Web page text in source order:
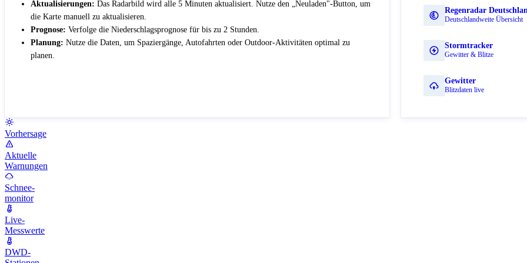
Aktualisierungen: Das Radarbild wird alle 5 Minuten aktualisiert. Nutze den „Neuladen"-Button, um
die Karte manuell zu aktualisieren.
Prognose: Verfolge die Niederschlagsprognose für bis zu 2 Stunden.
Planung: Nutze die Daten, um Spaziergänge, Autofahrten oder Outdoor-Aktivitäten optimal zu
planen.
Regenradar
Deutschlandweite Übersicht
Stormtracker
Gewitter & Blitze
Gewitter
Blitzdaten live
Vorhersage
Aktuelle
Warnungen
Schnee-
monitor
Live-
Messwerte
DWD-